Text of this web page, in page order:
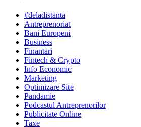
#deladistanta
Antreprenoriat
Bani Europeni
Business
Finantari
Fintech & Crypto
Info Economic
Marketing
Optimizare Site
Pandamie
Podcastul Antreprenorilor
Publicitate Online
Taxe